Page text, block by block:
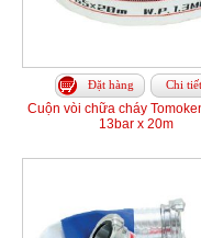
Đặt hàng Chi tiết
Cuộn vòi chữa cháy
13bar x 20m